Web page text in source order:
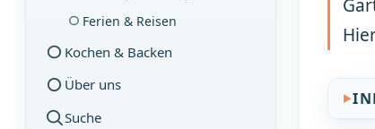
Ferien & Reisen
Kochen & Backen
Über uns
Suche